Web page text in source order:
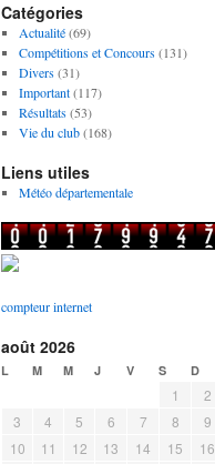
Catégories
Actualité(69)
Compétitions et Concours(131)
Divers(31)
Important(117)
Résultats(53)
Vie du club(168)
Liens utiles
Météo départementale
compteur internet
août 2026
L M M J V S D
1
2
3
4 5 6 7 8
9
10
11 12 13 14 15
16